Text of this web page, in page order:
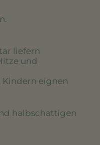
liefern
und
Kindern eignen
halbschattigen